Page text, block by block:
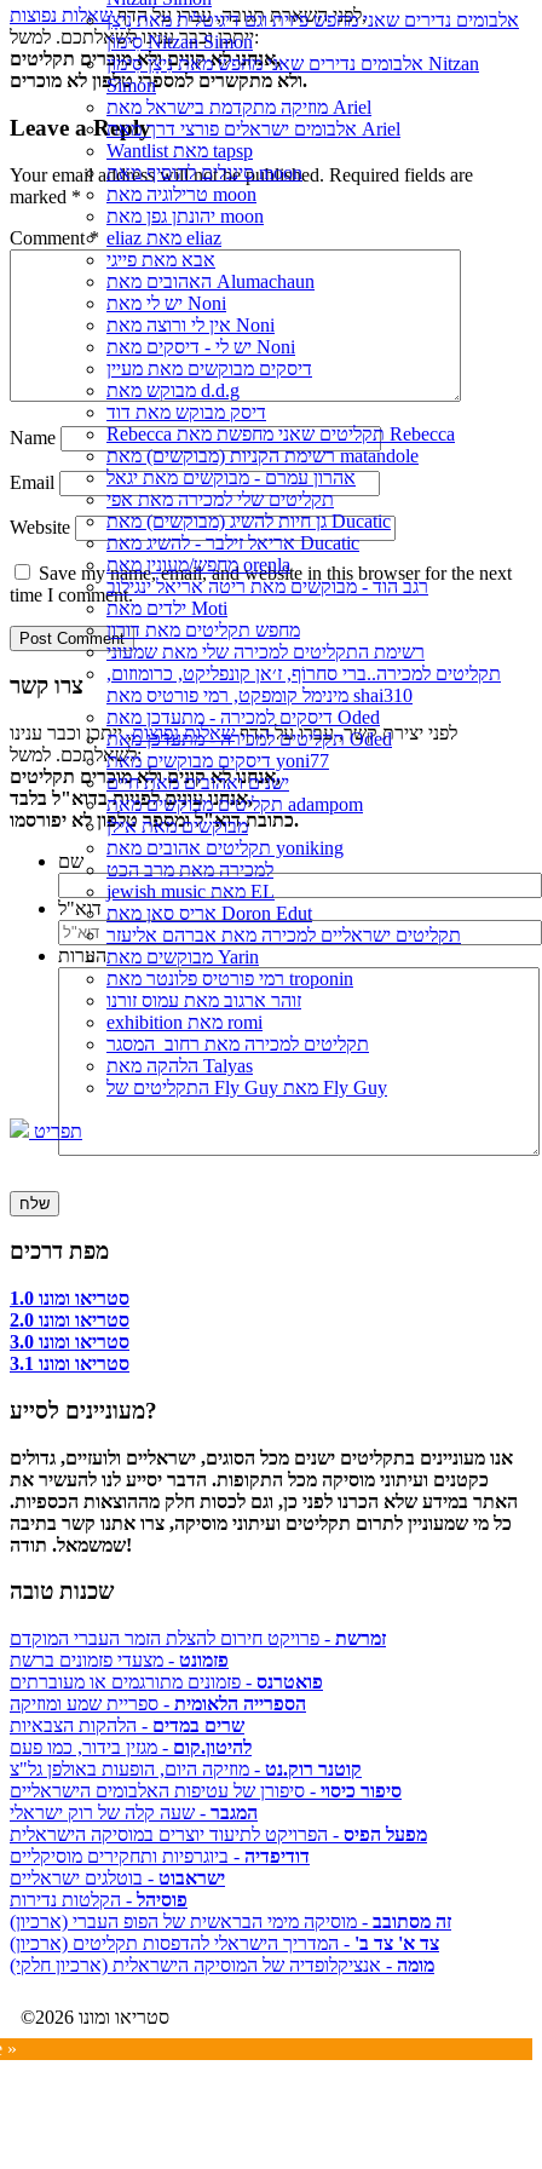
אלבומים נדירים שאני מחפש פיזית וגם דיגיטלית מאת נִיצָן
סִימוֹן Nitzan Simon
אלבומים נדירים שאני מחפש מאת נִיצָן סִימוֹן Nitzan
Simon
מוזיקה מתקדמת בישראל מאת Ariel
אלבומים ישראלים פורצי דרך מאת Ariel
Wantlist מאת tapsp
סינגלים להוסיף מאת moon
טרילוגיה מאת moon
יהונתן גפן מאת moon
eliaz מאת eliaz
אבא מאת פייגי
האהובים מאת Alumachaun
יש לי מאת Noni
אין לי ורוצה מאת Noni
יש לי - דיסקים מאת Noni
דיסקים מבוקשים מאת מעיין
מבוקש מאת d.d.g
דיסק מבוקש מאת דוד
Rebecca תקליטים שאני מחפשת מאת Rebecca
רשימת הקניות (מבוקשים) מאת matandole
אהרון עמרם - מבוקשים מאת יגאל
תקליטים שלי למכירה מאת אפי
גן חיות להשיג (מבוקשים) מאת Ducatic
אריאל זילבר - להשיג מאת Ducatic
מחפש/מעונין מאת orenla
רגב הוד - מבוקשים מאת ריטה אריאל ינגילוב
ילדים מאת Moti
מחפש תקליטים מאת דורון
רשימת התקליטים למכירה שלי מאת שמעוני
תקליטים למכירה..ברי סחרוֹף, ז׳אן קונפליקט, כרומוזום,
מינימל קומפקט, רמי פורטיס מאת shai310
דיסקים למכירה - מתעדכן מאת Oded
תקליטים למכירה - מתעדכן מאת Oded
דיסקים מבוקשים מאת yoni77
ישנים ואהובים מאת חיים
תקליטים מבוקשים מאת adampom
מבוקשים מאת אילן
תקליטים אהובים מאת yoniking
למכירה מאת מרב הכט
jewish music מאת EL
אריס סאן מאת Doron Edut
תקליטים ישראליים למכירה מאת אברהם אליעזר
מבוקשים מאת Yarin
רמי פורטיס פלונטר מאת troponin
זוהר ארגוב מאת עמוס זורנו
exhibition מאת romi
תקליטים למכירה מאת רחוב_המסגר
הלהקה מאת Talyas
התקליטים של Fly Guy מאת Fly Guy
תפריט
לפני השארת תגובה, עברו על הדףשאלות נפוצות
,
ייתכן וכבר ענינו לשאלתכם. למשל:
אנחנו לא קונים ולא מוכרים תקליטים,
ולא מתקשרים למספרי טלפון לא מוכרים.
Leave a Reply
Your email address will not be published. Required fields are
marked *
Comment*
Name
Email
Website
Save my name, email, and website in this browser for the next
time I comment.
צרו קשר
לפני יצירת קשר, עברו על הדףשאלות נפוצות, ייתכן וכבר ענינו
לשאלתכם. למשל:
אנחנו לא קונים ולא מוכרים תקליטים,
אנחנו עונים לפניות בדוא"ל בלבד,
כתובת דוא"ל ומספר טלפון לא יפורסמו.
שם
דוא"ל
הערות
מפת דרכים
סטריאו ומונו 1.0
סטריאו ומונו 2.0
סטריאו ומונו 3.0
סטריאו ומונו 3.1
מעוניינים לסייע?
אנו מעוניינים בתקליטים ישנים מכל הסוגים, ישראליים ולועזיים, גדולים
כקטנים ועיתוני מוסיקה מכל התקופות. הדבר יסייע לנו להעשיר את
האתר במידע שלא הכרנו לפני כן, וגם לכסות חלק מההוצאות הכספיות.
כל מי שמעוניין לתרום תקליטים ועיתוני מוסיקה, צרו אתנו קשר בתיבה
שמשמאל. תודה!
שכנות טובה
זמרשת - פרויקט חירום להצלת הזמר העברי המוקדם
פזמונט - מצעדי פזמונים ברשת
פואטרנס - פזמונים מתורגמים או מעוברתים
הספרייה הלאומית - ספריית שמע ומוזיקה
שרים במדים - הלהקות הצבאיות
להיטון.קום - מגזין בידור, כמו פעם
קוטנר רוק.נט - מוזיקה היום, הופעות באולפן גל"צ
סיפור כיסוי - סיפורן של עטיפות האלבומים הישראליים
המגבר - שעה קלה של רוק ישראלי
מפעל הפיס - הפרויקט לתיעוד יוצרים במוסיקה הישראלית
דודיפדיה - ביוגרפיות ותחקירים מוסיקליים
ישראבוט - בוטלגים ישראליים
פוסיהל - הקלטות נדירות
זה מסתובב - מוסיקה מימי הבראשית של הפופ העברי (ארכיון)
צד א' צד ב' - המדריך הישראלי להדפסות תקליטים (ארכיון)
מומה - אנציקלופדיה של המוסיקה הישראלית (ארכיון חלקי)
©2026 סטריאו ומונו
»